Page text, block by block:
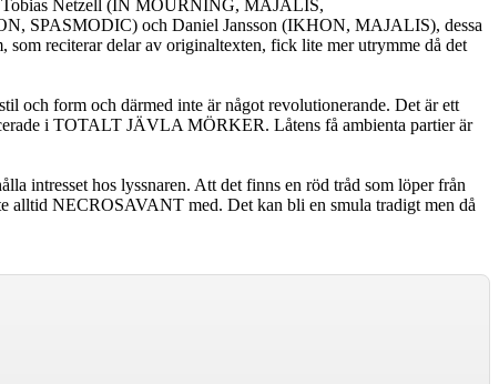
Tobias Netzell (IN MOURNING, MAJALIS,
SPASMODIC) och Daniel Jansson (IKHON, MAJALIS), dessa
reciterar delar av originaltexten, fick lite mer utrymme då det
och form och därmed inte är något revolutionerande. Det är ett
i TOTALT JÄVLA MÖRKER. Låtens få ambienta partier är
intresset hos lyssnaren. Att det finns en röd tråd som löper från
alltid NECROSAVANT med. Det kan bli en smula tradigt men då